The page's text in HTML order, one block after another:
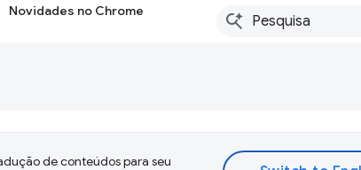
Novidades no Chrome
de conteúdos para seu